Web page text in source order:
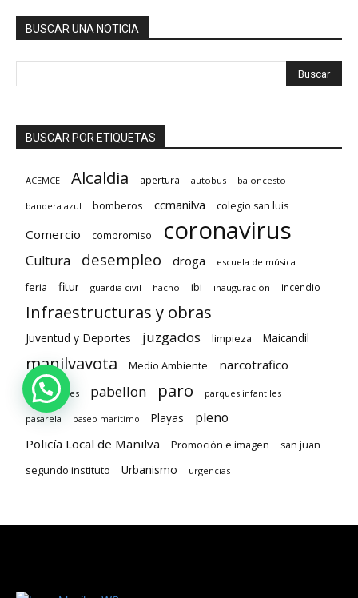
BUSCAR UNA NOTICIA
BUSCAR POR ETIQUETAS
ACEMCE Alcaldia apertura autobus baloncesto
bandera azul bomberos ccmanilva colegio san luis
Comercio compromiso coronavirus
Cultura desempleo droga escuela de música
feria fitur guardia civil hacho ibi inauguración incendio
Infraestructuras y obras
Juventud y Deportes juzgados limpieza Maicandil
manilvavota Medio Ambiente narcotrafico
oposiciones pabellon paro parques infantiles
pasarela paseo maritimo Playas pleno
Policía Local de Manilva Promoción e imagen san juan
segundo instituto Urbanismo urgencias